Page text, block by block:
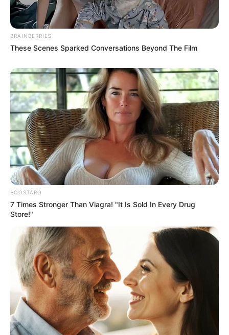
BRAINBERRIES
These Scenes Sparked Conversations Beyond The Film
BOOSTARO
7 Times Stronger Than Viagra! "It Is Sold In Every Drug
Store!"